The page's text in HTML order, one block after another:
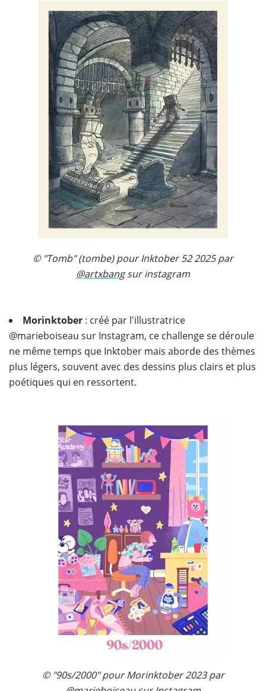
© "Tomb" (tombe) pour Inktober 52 2025 par
@artxbangsur instagram
Morinktober : créé par l'illustratrice
@marieboiseau sur Instagram, ce challenge se déroule
ne même temps que Inktober mais aborde des thèmes
plus légers, souvent avec des dessins plus clairs et plus
poétiques qui en ressortent.
© "90s/2000" pour Morinktober 2023 par